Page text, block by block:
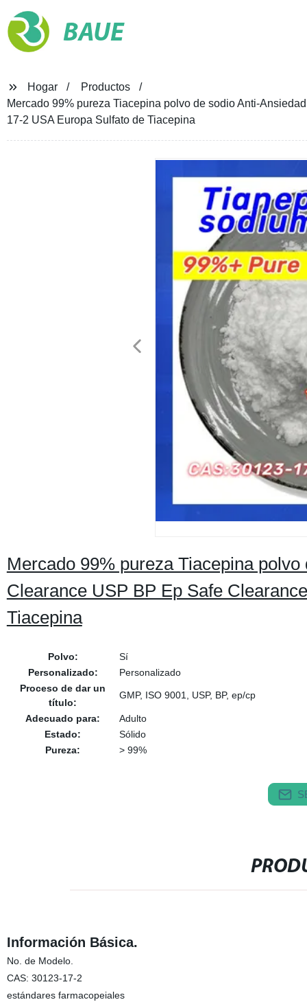
BAUE
Hogar
Productos
Mercado 99% pureza Tiacepina polvo de sodio Anti-
17-2 USA Europa Sulfato de Tiacepina
Mercado 99% pureza Tiacepina
Clearance USP BP Ep Safe
Tiacepina
Polvo:
Sí
Personalizado:
Personalizado
Proceso de dar un
título:
GMP, ISO 9001, USP, BP, ep/cp
Adecuado para:
Adulto
Estado:
Sólido
Pureza:
> 99%
Información Básica.
No. de Modelo.
CAS: 30123-17-2
estándares farmacopeiales